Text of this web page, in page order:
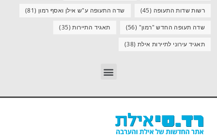
רשות שדות התעופה (45) שדה התעופה ע"ש אילן ואסף רמון (81)
שדה תעופה החדש "רמון" (56) תאגיד התיירות(35)
תאגיד עירוני לתיירות אילת (38)